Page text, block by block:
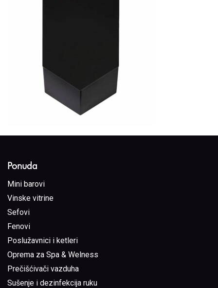
Ponuda
Mini barovi
Vinske vitrine
Sefovi
Fenovi
Poslužavnici i ketleri
Oprema za Spa & Welness
Prečišćivači vazduha
Sušenje i dezinfekcija ruku